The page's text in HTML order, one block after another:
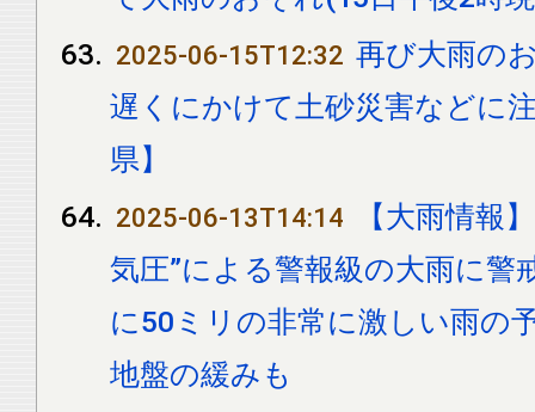
2025-06-15T12:32 再び大雨の
遅くにかけて土砂災害などに
県】
2025-06-13T14:14
【大雨情報
気圧”による警報級の大雨に警
に50ミリの非常に激しい雨の
地盤の緩みも